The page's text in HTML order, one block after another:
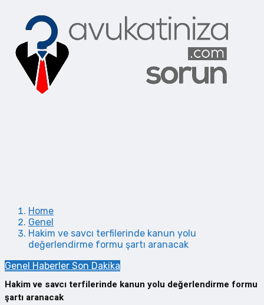
Home
Genel
Hakim ve savcı terfilerinde kanun yolu
değerlendirme formu şartı aranacak
Genel Haberler Son Dakika
Hakim ve savcı terfilerinde kanun yolu değerlendirme formu
şartı aranacak